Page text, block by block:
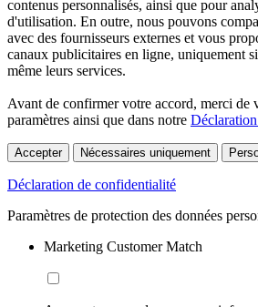
contenus personnalisés, ainsi que pour
d'utilisation. En outre, nous pouvons
avec des fournisseurs externes et vous
canaux publicitaires en ligne, uniquement
même leurs services.
Avant de confirmer votre accord, merci de
paramètres ainsi que dans notre
Accepter Nécessaires uniquement
Déclaration de confidentialité
Paramètres de protection des données
Marketing Customer Match